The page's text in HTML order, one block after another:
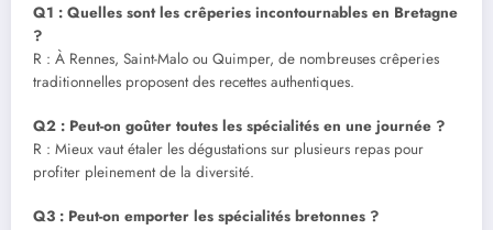
Q1 : Quelles sont les crêperies incontournables en Bretagne
?
R : À Rennes, Saint-Malo ou Quimper, de nombreuses crêperies
traditionnelles proposent des recettes authentiques.
Q2 : Peut-on goûter toutes les spécialités en une journée ?
R : Mieux vaut étaler les dégustations sur plusieurs repas pour
profiter pleinement de la diversité.
Q3 : Peut-on emporter les spécialités bretonnes ?